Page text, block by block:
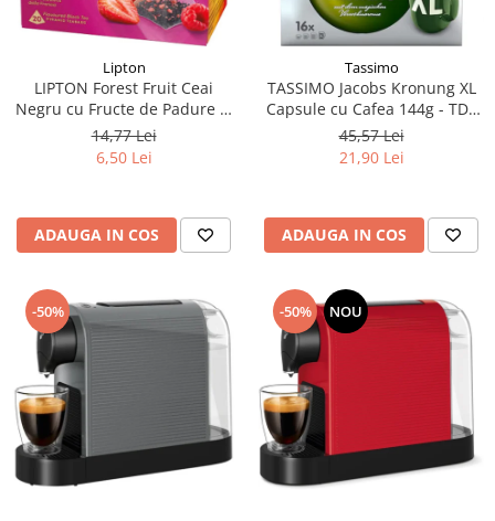
Lipton
LIPTON Forest Fruit Ceai
Negru cu Fructe de Padure si
Capsuni Piramide 20x2.1g
(TDV 30.08.2026)
14,77 Lei
6,50 Lei
ADAUGA IN COS
Tassimo
TASSIMO Jacobs Kronung XL
Capsule cu Cafea 144g - TDV
11.08.2026
45,57 Lei
21,90 Lei
ADAUGA IN COS
-50% -50% NOU